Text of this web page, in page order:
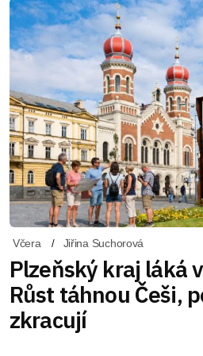
Včera Jiřina Suchorová
Plzeňský kraj láká
Růst táhnou Češi,
zkracují